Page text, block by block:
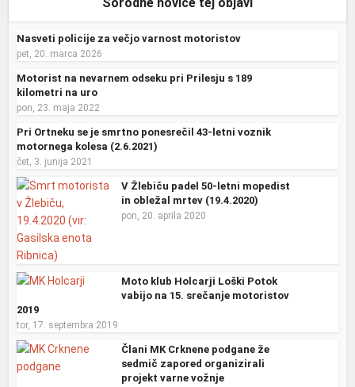
Nasveti policije za večjo varnost motoristov
pet, 20. marca 2026
Motorist na nevarnem odseku pri Prilesju s 189
kilometri na uro
pon, 23. maja 2022
Pri Ortneku se je smrtno ponesrečil 43-letni voznik
motornega kolesa (2.6.2021)
čet, 3. junija 2021
V Žlebiču padel 50-letni mopedist
in obležal mrtev (19.4.2020)
pon, 20. aprila 2020
Moto klub Holcarji Loški Potok
vabijo na 15. srečanje motoristov
2019
tor, 17. septembra 2019
Člani MK Crknene podgane že
sedmič zapored organizirali
projekt varne vožnje